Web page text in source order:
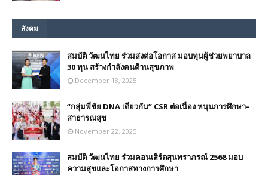
สังคม
สมบัติ วัฒนไทย ร่วมส่งต่อโอกาส มอบทุนผู้ช่วยพยาบาล
30 ทุน สร้างกำลังคนด้านสุขภาพ
December 18, 2025
“กลุ่มพี่ชัย DNA เดียวกัน” CSR ต่อเนื่อง หนุนการศึกษา–
สาธารณสุข
November 22, 2025
สมบัติ วัฒนไทย ร่วมคอนเสิร์ตสุนทราภรณ์ 2568 มอบ
ความสุขและโอกาสทางการศึกษา